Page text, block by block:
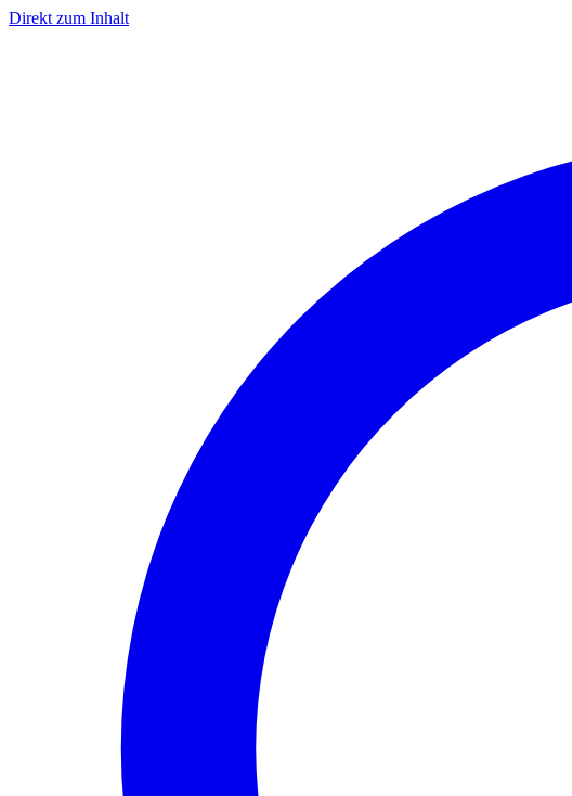
Direkt zum Inhalt